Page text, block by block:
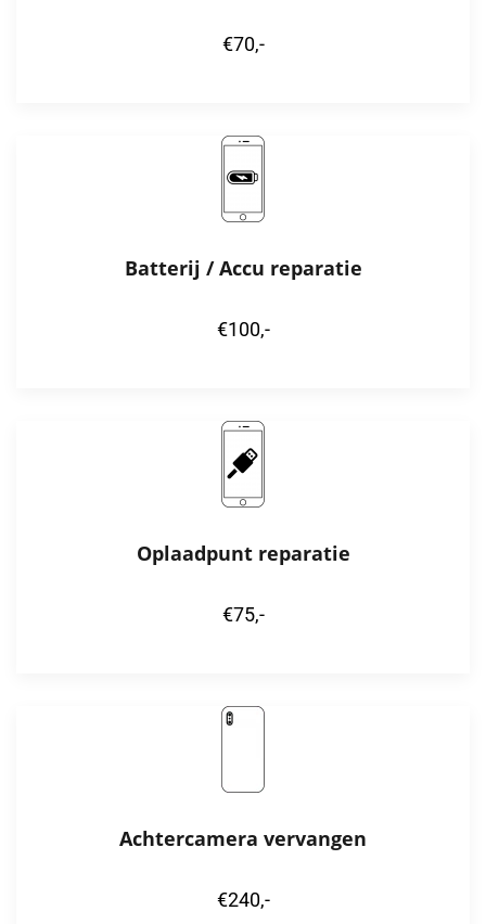
€70,-
Batterij / Accu reparatie
€100,-
Oplaadpunt reparatie
€75,-
Achtercamera vervangen
€240,-